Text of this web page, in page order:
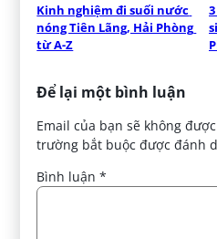
Kinh nghiệm đi suối nước
nóng Tiên Lãng, Hải Phòng
từ A-Z
Để lại một bình luận
Email của bạn sẽ không
trường bắt buộc được đánh
Bình luận*